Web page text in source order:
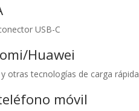
USB-C
Huawei
otras tecnologías de carga rápida
móvil